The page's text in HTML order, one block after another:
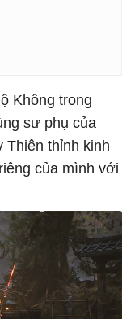
Không trong
sư phụ của
Thiên thỉnh kinh
của mình với